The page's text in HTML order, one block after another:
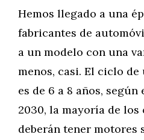
Hemos llegado a una
fabricantes de
a un modelo con una
menos, casi. El ciclo
es de 6 a 8 años,
2030, la mayoría de los
deberán tener motores